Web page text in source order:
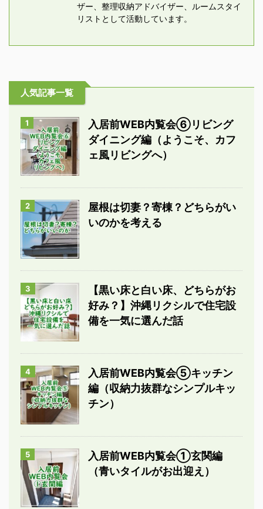
ザー、整理収納アドバイザー、ルームスタイ
リストとして活動しています。
人気記事一覧
1
入居前WEB内覧会⑥リビング
ダイニング編（ようこそ、カフ
ェ風リビングへ）
2
屋根は切妻？寄棟？どちらがい
いのかを考える
3
【黒い床と白い床、どちらがお
好み？】沖縄リクシルで住宅設
備を一気に選んだ話
4
入居前WEB内覧会⑤キッチン
編（収納力抜群なシンプルキッ
チン）
5
入居前WEB内覧会①玄関編
（青いタイルがお出迎え）